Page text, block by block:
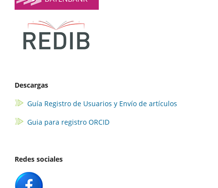
Descargas
Guía Registro de Usuarios y Envío de artículos
Guia para registro ORCID
Redes sociales